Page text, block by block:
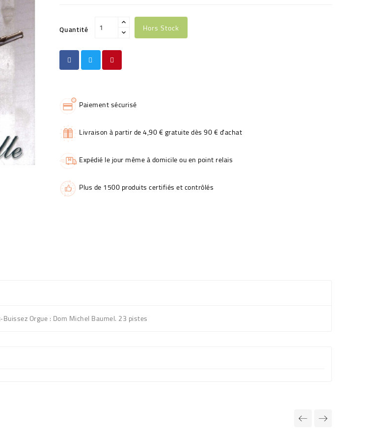
Quantité Hors Stock
Paiement sécurisé
Livraison à partir de 4,90 € gratuite dès 90 € d'achat
Expédié le jour même à domicile ou en point relais
Plus de 1500 produits certifiés et contrôlés
Orgue : Dom Michel Baumel. 23 pistes